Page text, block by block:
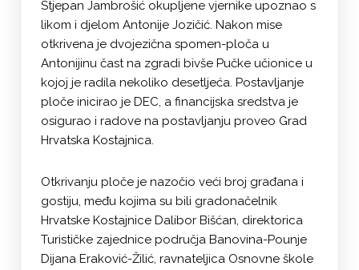
Stjepan Jambrošić okupljene vjernike upoznao s
likom i djelom Antonije Jozičić. Nakon mise
otkrivena je dvojezična spomen-ploča u
Antonijinu čast na zgradi bivše Pučke učionice u
kojoj je radila nekoliko desetljeća. Postavljanje
ploče inicirao je DEC, a financijska sredstva je
osigurao i radove na postavljanju proveo Grad
Hrvatska Kostajnica.
Otkrivanju ploče je nazočio veći broj građana i
gostiju, među kojima su bili gradonačelnik
Hrvatske Kostajnice Dalibor Bišćan, direktorica
Turističke zajednice područja Banovina-Pounje
Dijana Eraković-Žilić, ravnateljica Osnovne škole